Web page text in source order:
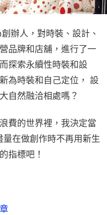
辦人，對時裝、設計、
品牌和店舖，進行了一
探索永續性時裝和設
為時裝和自己定位， 設
自然融洽相處嗎？
費的世界裡，我決定當
在做創作時不再用新生
指標吧！